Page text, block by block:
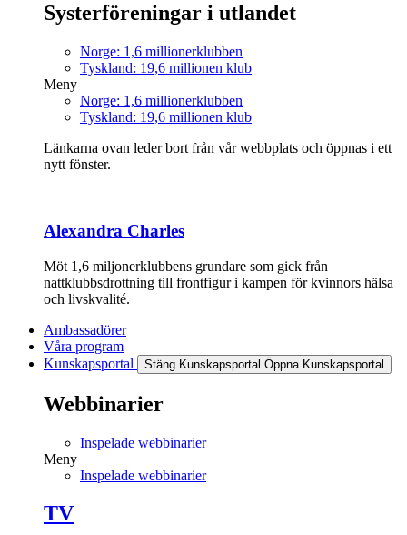
Systerföreningar i utlandet
Norge: 1,6 millionerklubben
Tyskland: 19,6 millionen klub
Meny
Norge: 1,6 millionerklubben
Tyskland: 19,6 millionen klub
Länkarna ovan leder bort från vår webbplats och öppnas i ett
nytt fönster.
Alexandra Charles
Möt 1,6 miljonerklubbens grundare som gick från
nattklubbsdrottning till frontfigur i kampen för kvinnors hälsa
och livskvalité.
Ambassadörer
Våra program
Kunskapsportal
Stäng Kunskapsportal Öppna Kunskapsportal
Webbinarier
Inspelade webbinarier
Meny
Inspelade webbinarier
TV